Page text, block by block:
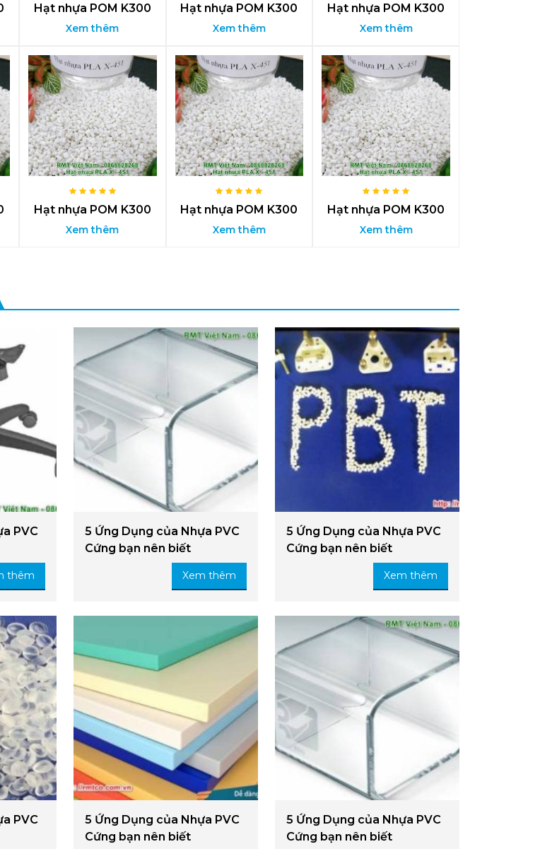
Hạt nhựa POM K300
Xem thêm
Hạt nhựa POM K300
Xem thêm
Hạt nhựa POM K300
Xem thêm
Hạt nhựa POM K300
Xem thêm
Hạt nhựa POM K300
Xem thêm
Hạt nhựa POM K300
Xem thêm
PVC
thêm
5 Ứng Dụng của Nhựa PVC
Cứng bạn nên biết
Xem thêm
5 Ứng Dụng của Nhựa PVC
Cứng bạn nên biết
Xem thêm
PVC
5 Ứng Dụng của Nhựa PVC
Cứng bạn nên biết
5 Ứng Dụng của Nhựa PVC
Cứng bạn nên biết